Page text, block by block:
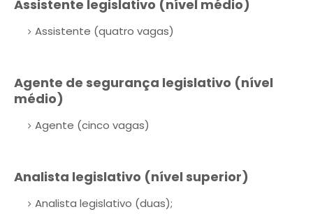
Assistente legislativo (nível médio)
Assistente (quatro vagas)
Agente de segurança legislativo (nível
médio)
Agente (cinco vagas)
Analista legislativo (nível superior)
Analista legislativo (duas);